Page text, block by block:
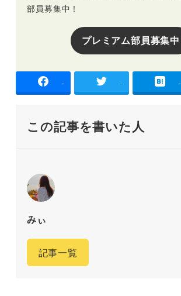
部員募集中！
プレミアム部員募集中
- - -
この記事を書いた人
みぃ
記事一覧